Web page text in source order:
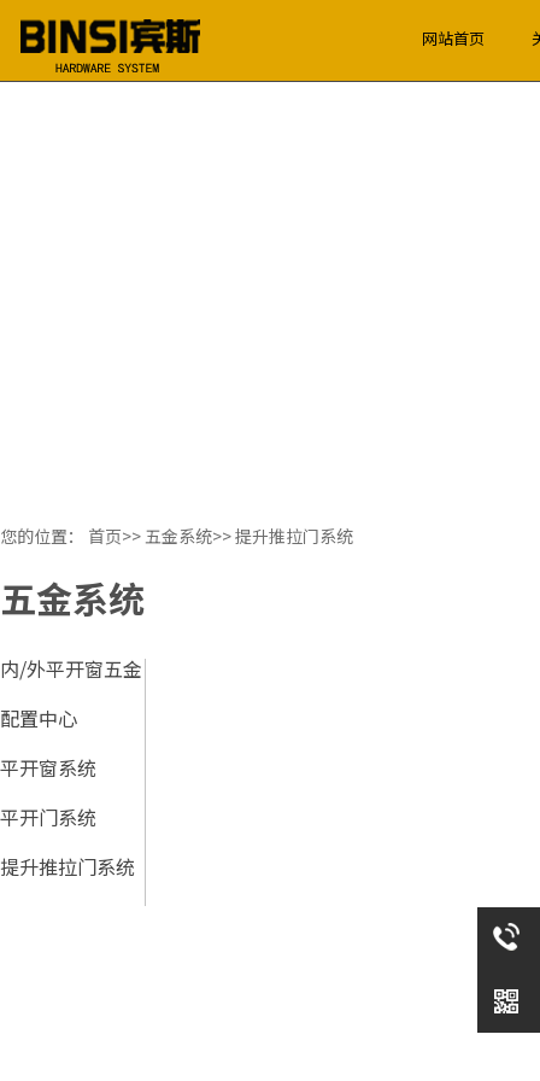
网站首页
您的位置： 首页>> 五金系统>>提升推拉门系统
五金系统
内/外平开窗五金
配置中心
平开窗系统
平开门系统
提升推拉门系统